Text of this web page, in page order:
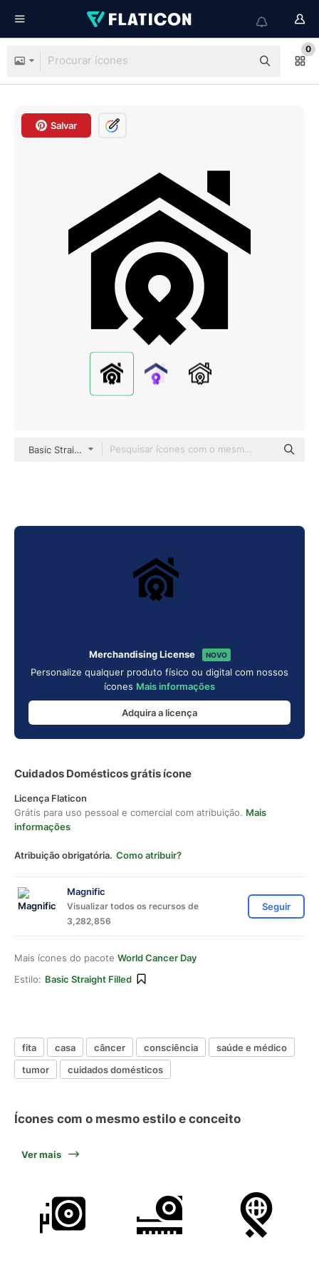
0
Salvar
Basic Straight Filled
Merchandising License NOVO
Personalize qualquer produto físico ou digital com nossos
ícones Mais informações
Adquira a licença
Cuidados Domésticos grátis ícone
Licença Flaticon
Grátis para uso pessoal e comercial com atribuição. Mais
informações
Atribuição obrigatória. Como atribuir?
Magnific
Visualizar todos os recursos de
3,282,856
Seguir
Mais ícones do pacote World Cancer Day
Estilo: Basic Straight Filled
fita casa câncer consciência
saúde e médico
tumor
cuidados domésticos
Ícones com o mesmo estilo e conceito
Ver mais